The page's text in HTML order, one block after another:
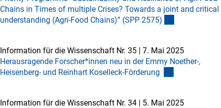
Chains in Times of multiple Crises? Towards a joint and critical
understanding (Agri-Food Chains)” (SPP 2575)
Information für die Wissenschaft Nr. 35 | 7. Mai 2025
Herausragende Forscher*innen neu in der Emmy Noether-,
Heisenberg- und Reinhart Koselleck-Förderung
Information für die Wissenschaft Nr. 34 | 5. Mai 2025